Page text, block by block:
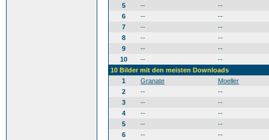
5
--
--
6
--
--
7
--
--
8
--
--
9
--
--
10
--
--
10 Bilder mit den meisten Downloads
1
Granate
Moeller
2
--
--
3
--
--
4
--
--
5
--
--
6
--
--